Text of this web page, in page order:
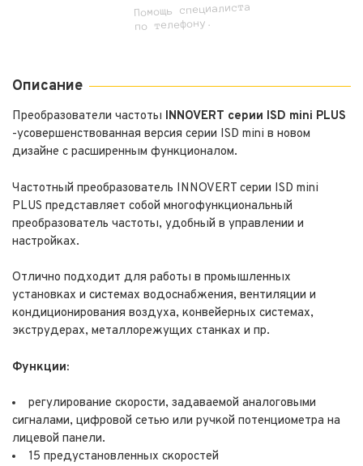
Помощь специалиста
по телефону.
Описание
Преобразователи частоты INNOVERT серии ISD mini PLUS
-усовершенствованная версия серии ISD mini в новом
дизайне с расширенным функционалом.
Частотный преобразователь INNOVERT серии ISD mini
PLUS представляет собой многофункциональный
преобразователь частоты, удобный в управлении и
настройках.
Отлично подходит для работы в промышленных
установках и системах водоснабжения, вентиляции и
кондиционирования воздуха, конвейерных системах,
экструдерах, металлорежущих станках и пр.
Функции:
регулирование скорости, задаваемой аналоговыми
сигналами, цифровой сетью или ручкой потенциометра на
лицевой панели.
15 предустановленных скоростей